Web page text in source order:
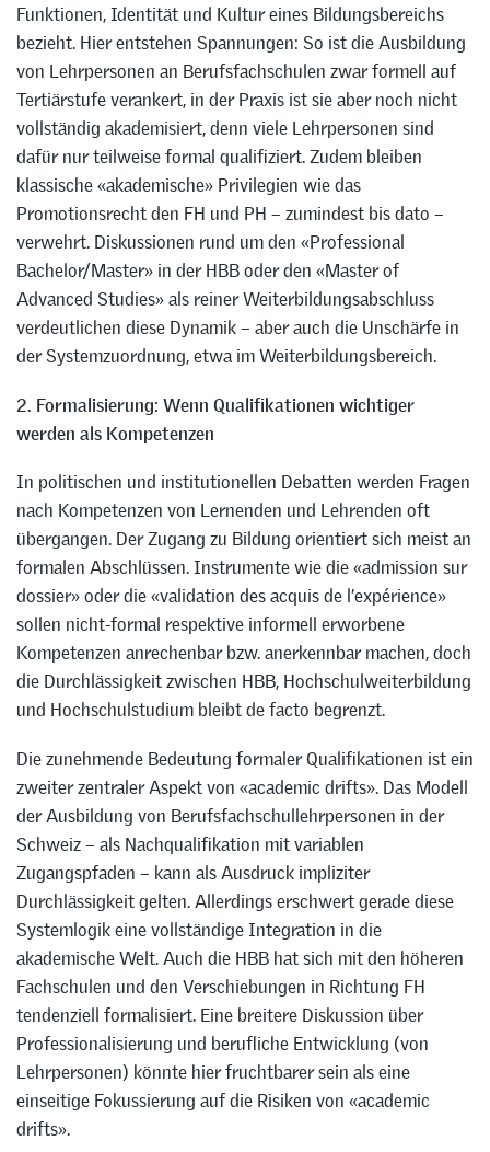
Funktionen, Identität und Kultur eines Bildungsbereichs
bezieht. Hier entstehen Spannungen: So ist die Ausbildung
von Lehrpersonen an Berufsfachschulen zwar formell auf
Tertiärstufe verankert, in der Praxis ist sie aber noch nicht
vollständig akademisiert, denn viele Lehrpersonen sind
dafür nur teilweise formal qualifiziert. Zudem bleiben
klassische «akademische» Privilegien wie das
Promotionsrecht den FH und PH – zumindest bis dato –
verwehrt. Diskussionen rund um den «Professional
Bachelor/Master» in der HBB oder den «Master of
Advanced Studies» als reiner Weiterbildungsabschluss
verdeutlichen diese Dynamik – aber auch die Unschärfe in
der Systemzuordnung, etwa im Weiterbildungsbereich.
2. Formalisierung: Wenn Qualifikationen wichtiger
werden als Kompetenzen
In politischen und institutionellen Debatten werden Fragen
nach Kompetenzen von Lernenden und Lehrenden oft
übergangen. Der Zugang zu Bildung orientiert sich meist an
formalen Abschlüssen. Instrumente wie die «admission sur
dossier» oder die «validation des acquis de l’expérience»
sollen nicht-formal respektive informell erworbene
Kompetenzen anrechenbar bzw. anerkennbar machen, doch
die Durchlässigkeit zwischen HBB, Hochschulweiterbildung
und Hochschulstudium bleibt de facto begrenzt.
Die zunehmende Bedeutung formaler Qualifikationen ist ein
zweiter zentraler Aspekt von «academic drifts». Das Modell
der Ausbildung von Berufsfachschullehrpersonen in der
Schweiz – als Nachqualifikation mit variablen
Zugangspfaden – kann als Ausdruck impliziter
Durchlässigkeit gelten. Allerdings erschwert gerade diese
Systemlogik eine vollständige Integration in die
akademische Welt. Auch die HBB hat sich mit den höheren
Fachschulen und den Verschiebungen in Richtung FH
tendenziell formalisiert. Eine breitere Diskussion über
Professionalisierung und berufliche Entwicklung (von
Lehrpersonen) könnte hier fruchtbarer sein als eine
einseitige Fokussierung auf die Risiken von «academic
drifts».